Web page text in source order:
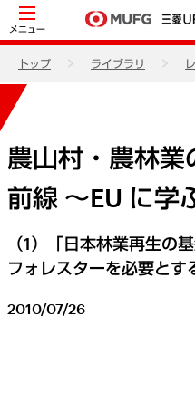
メニュー
トップ ライブラリ
農山村・農林
前線 ～EU に学
（1）「日本林業再生の
フォレスターを必要とす
2010/07/26